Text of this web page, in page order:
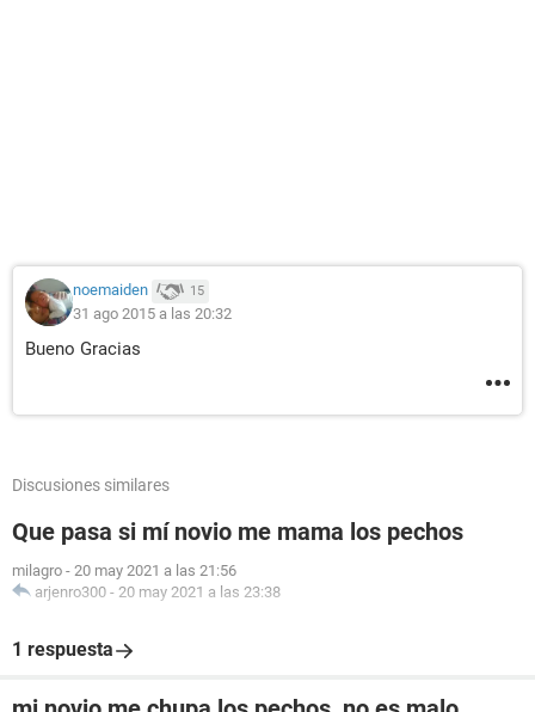
noemaiden 15
31 ago 2015 a las 20:32
Bueno Gracias
Discusiones similares
Que pasa si mí novio me mama los pechos
milagro - 20 may 2021 a las 21:56
arjenro300 - 20 may 2021 a las 23:38
1 respuesta